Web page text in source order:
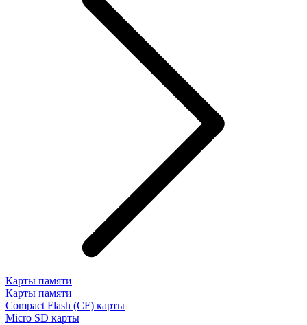
Карты памяти
Карты памяти
Compact Flash (CF) карты
Micro SD карты